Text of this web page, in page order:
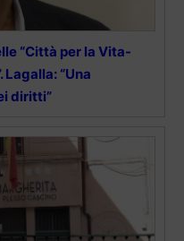
“Città per la Vita-
“Una
diritti”